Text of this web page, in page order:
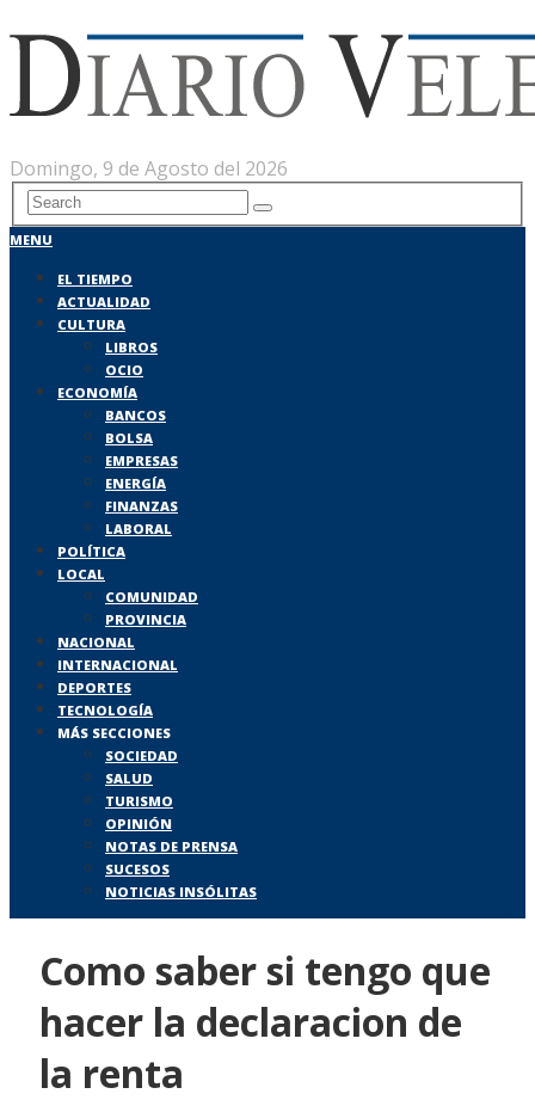
Domingo, 9 de Agosto del 2026
MENU
EL TIEMPO
ACTUALIDAD
CULTURA
LIBROS
OCIO
ECONOMÍA
BANCOS
BOLSA
EMPRESAS
ENERGÍA
FINANZAS
LABORAL
POLÍTICA
LOCAL
COMUNIDAD
PROVINCIA
NACIONAL
INTERNACIONAL
DEPORTES
TECNOLOGÍA
MÁS SECCIONES
SOCIEDAD
SALUD
TURISMO
OPINIÓN
NOTAS DE PRENSA
SUCESOS
NOTICIAS INSÓLITAS
Como saber si tengo que
hacer la declaracion de
la renta